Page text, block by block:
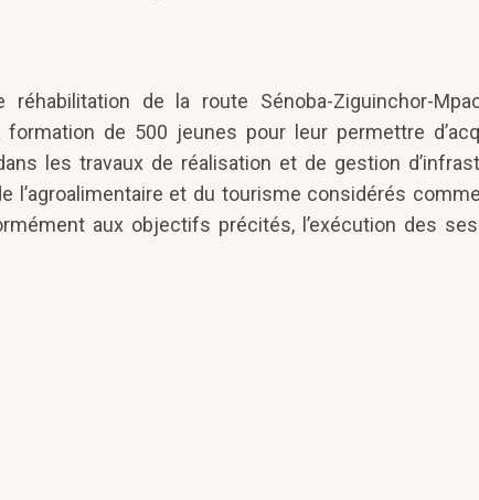
de la route Sénoba-Ziguinchor-
de 500 jeunes pour leur permettre
les travaux de réalisation et de gestion
l’agroalimentaire et du tourisme considérés
aux objectifs précités, l’exécution des